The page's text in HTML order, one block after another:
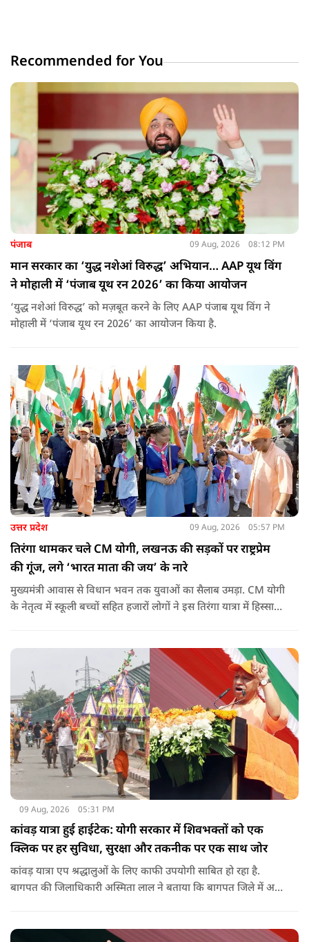
Recommended for You
पंजाब 09 Aug, 2026 08:12 PM
मान सरकार का ‘युद्ध नशेआं विरुद्ध’ अभियान… AAP यूथ विंग
ने मोहाली में ‘पंजाब यूथ रन 2026’ का किया आयोजन
‘युद्ध नशेआं विरुद्ध’ को मज़बूत करने के लिए AAP पंजाब यूथ विंग ने
मोहाली में ‘पंजाब यूथ रन 2026’ का आयोजन किया है.
उत्तर प्रदेश 09 Aug, 2026 05:57 PM
तिरंगा थामकर चले CM योगी, लखनऊ की सड़कों पर राष्ट्रप्रेम
की गूंज, लगे ‘भारत माता की जय’ के नारे
मुख्यमंत्री आवास से विधान भवन तक युवाओं का सैलाब उमड़ा. CM योगी
के नेतृत्व में स्कूली बच्चों सहित हजारों लोगों ने इस तिरंगा यात्रा में हिस्सा
09 Aug, 2026 05:31 PM
कांवड़ यात्रा हुई हाईटेक: योगी सरकार में शिवभक्तों को एक
क्लिक पर हर सुविधा, सुरक्षा और तकनीक पर एक साथ जोर
कांवड़ यात्रा एप श्रद्धालुओं के लिए काफी उपयोगी साबित हो रहा है.
बागपत की जिलाधिकारी अस्मिता लाल ने बताया कि बागपत जिले में अब